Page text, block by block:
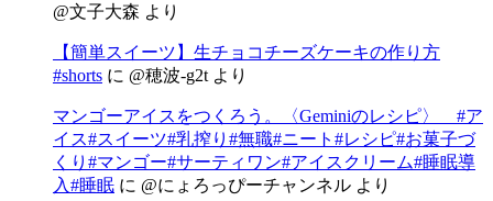
@文子大森 より
【簡単スイーツ】生チョコチーズケーキの作り方
#shorts に @穂波-g2t より
マンゴーアイスをつくろう。〈Geminiのレシピ〉 #ア
イス#スイーツ#乳搾り#無職#ニート#レシピ#お菓子づ
くり#マンゴー#サーティワン#アイスクリーム#睡眠導
入#睡眠 に @にょろっぴーチャンネル より